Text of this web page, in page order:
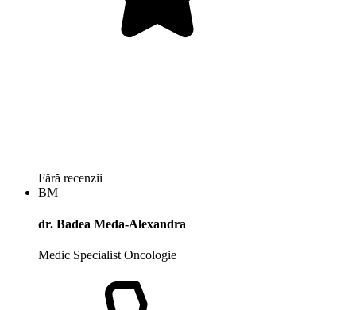
Fără recenzii
BM
dr. Badea Meda-Alexandra
Medic Specialist Oncologie